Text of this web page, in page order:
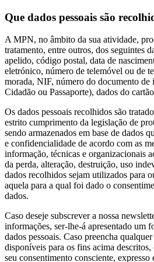
Que dados pessoais são
A MPN, no âmbito da sua atividade,
tratamento, entre outros, dos seguintes
apelido, código postal, data de
eletrónico, número de telemóvel ou de
morada, NIF, número do documento de
Cidadão ou Passaporte), dados do
Os dados pessoais recolhidos são
estrito cumprimento da legislação de
sendo armazenados em base de dados
e confidencialidade de acordo com as
informação, técnicas e organizacionais
da perda, alteração, destruição, uso
dados recolhidos sejam utilizados para
aquela para a qual foi dado o
dados.
Caso deseje subscrever a nossa
informações, ser-lhe-á apresentado um
dados pessoais. Caso preencha
disponíveis para os fins acima descritos,
seu consentimento consciente,